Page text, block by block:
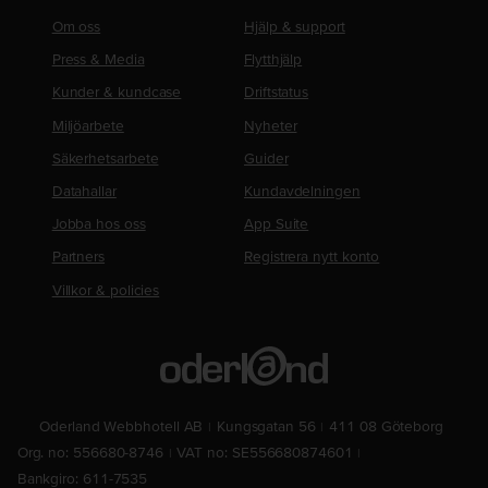
Om oss
Press & Media
Kunder & kundcase
Miljöarbete
Säkerhetsarbete
Datahallar
Jobba hos oss
Partners
Villkor & policies
Hjälp & support
Flytthjälp
Driftstatus
Nyheter
Guider
Kundavdelningen
App Suite
Registrera nytt konto
Oderland Webbhotell AB Kungsgatan 56
411 08 Göteborg
Org. no: 556680-8746
VAT no: SE556680874601
Bankgiro: 611-7535